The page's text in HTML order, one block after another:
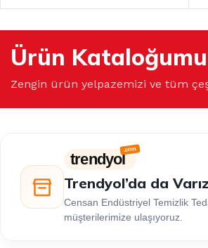
Ürün
Zengin ürün yelpazemizi ve tüm
trendyol
Trendyol’da da Varız
Censan Endüstriyel Temizlik
müşterilerimize ulaşıyoruz.